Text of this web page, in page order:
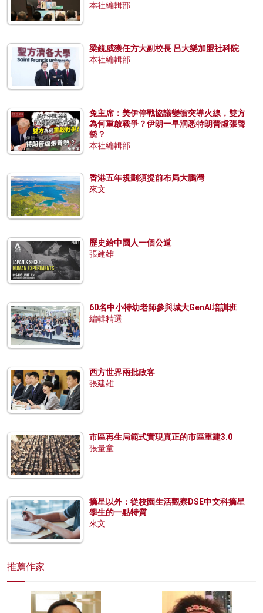
本社編輯部
梁鏡威獲任方大副校長 呂大樂加盟社科院
本社編輯部
兔主席：美伊停戰協議變衝突導火線，雙方
為何重啟戰爭？伊朗一早洞悉特朗普虛張聲
勢？
本社編輯部
香港五年規劃須提前布局大鵬灣
來文
歷史給中國人一個公道
張建雄
60名中小特幼老師參與城大GenAI培訓班
編輯精選
西方世界兩批政客
張建雄
市區再生局範式實現真正的市區重建3.0
張量童
摘星以外：從校園生活觀察DSE中文科摘星
學生的一點特質
來文
推薦作家